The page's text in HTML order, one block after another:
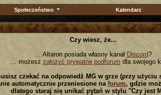
Społeczeństwo Kalendarz
Czy wiesz, że...
... Altaron posiada własny kanał Discord?
... możesz założyć prywatne podforum dla swojego
czekać na odpowiedź MG w grze (przy użyciu
automatycznie przeniesione na forum, gdzie
dlatego staraj się unikać pytań w stylu "Czy jest